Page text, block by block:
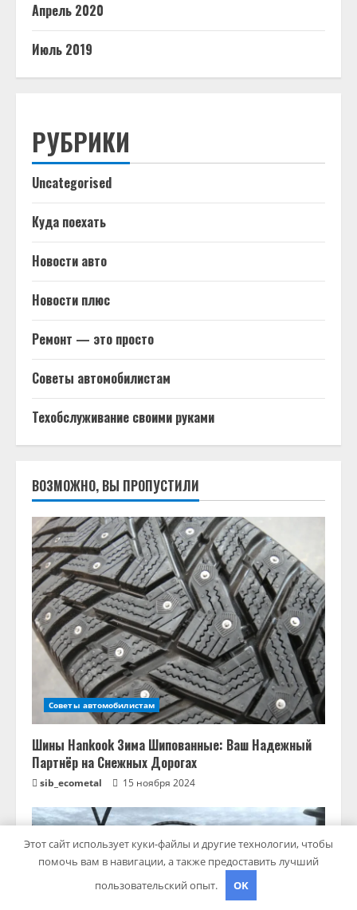
Апрель 2020
Июль 2019
РУБРИКИ
Uncategorised
Куда поехать
Новости авто
Новости плюс
Ремонт — это просто
Советы автомобилистам
Техобслуживание своими руками
ВОЗМОЖНО, ВЫ ПРОПУСТИЛИ
Советы автомобилистам
Шины Hankook Зима Шипованные: Ваш Надежный
Партнёр на Снежных Дорогах
sib_ecometal 15 ноября 2024
Этот сайт использует куки-файлы и другие технологии, чтобы
помочь вам в навигации, а также предоставить лучший
пользовательский опыт.
OK